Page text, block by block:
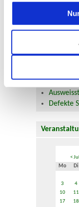
Online-
E-
Defekte
<
Mo
Di
3
4
10
11
17
18